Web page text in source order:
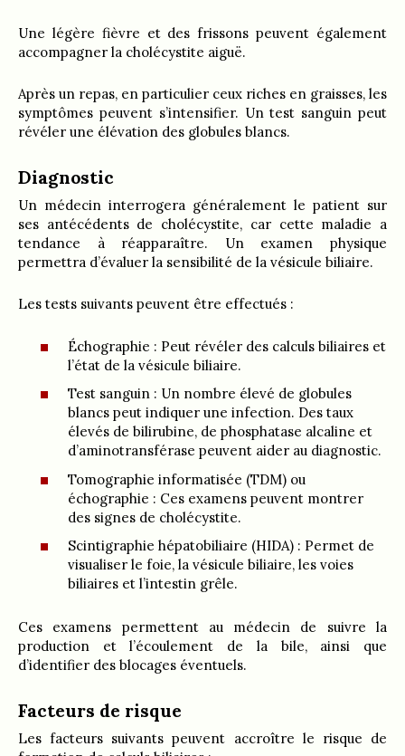
Une légère fièvre et des frissons peuvent également
accompagner la cholécystite aiguë.
Après un repas, en particulier ceux riches en graisses, les
symptômes peuvent s’intensifier. Un test sanguin peut
révéler une élévation des globules blancs.
Diagnostic
Un médecin interrogera généralement le patient sur
ses antécédents de cholécystite, car cette maladie a
tendance à réapparaître. Un examen physique
permettra d’évaluer la sensibilité de la vésicule biliaire.
Les tests suivants peuvent être effectués :
Échographie : Peut révéler des calculs biliaires et
l’état de la vésicule biliaire.
Test sanguin : Un nombre élevé de globules
blancs peut indiquer une infection. Des taux
élevés de bilirubine, de phosphatase alcaline et
d’aminotransférase peuvent aider au diagnostic.
Tomographie informatisée (TDM) ou
échographie : Ces examens peuvent montrer
des signes de cholécystite.
Scintigraphie hépatobiliaire (HIDA) : Permet de
visualiser le foie, la vésicule biliaire, les voies
biliaires et l’intestin grêle.
Ces examens permettent au médecin de suivre la
production et l’écoulement de la bile, ainsi que
d’identifier des blocages éventuels.
Facteurs de risque
Les facteurs suivants peuvent accroître le risque de